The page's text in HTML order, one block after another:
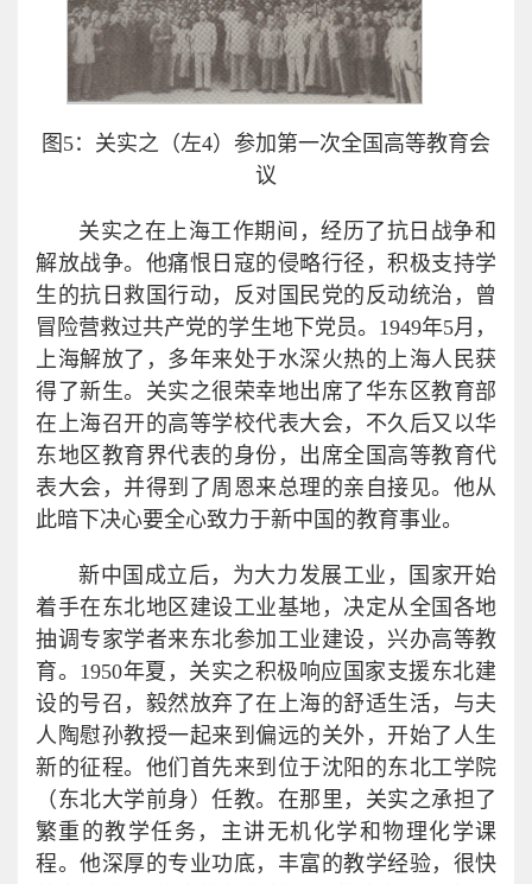
图5：关实之（左4）参加第一次全国高等教育会
议
关实之在上海工作期间，经历了抗日战争和
解放战争。他痛恨日寇的侵略行径，积极支持学
生的抗日救国行动，反对国民党的反动统治，曾
冒险营救过共产党的学生地下党员。1949年5月，
上海解放了，多年来处于水深火热的上海人民获
得了新生。关实之很荣幸地出席了华东区教育部
在上海召开的高等学校代表大会，不久后又以华
东地区教育界代表的身份，出席全国高等教育代
表大会，并得到了周恩来总理的亲自接见。他从
此暗下决心要全心致力于新中国的教育事业。
新中国成立后，为大力发展工业，国家开始
着手在东北地区建设工业基地，决定从全国各地
抽调专家学者来东北参加工业建设，兴办高等教
育。1950年夏，关实之积极响应国家支援东北建
设的号召，毅然放弃了在上海的舒适生活，与夫
人陶慰孙教授一起来到偏远的关外，开始了人生
新的征程。他们首先来到位于沈阳的东北工学院
（东北大学前身）任教。在那里，关实之承担了
繁重的教学任务，主讲无机化学和物理化学课
程。他深厚的专业功底，丰富的教学经验，很快